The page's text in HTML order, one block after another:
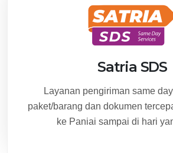
Satria SDS
Layanan pengiriman same
paket/barang dan dokumen
ke Paniai sampai di hari